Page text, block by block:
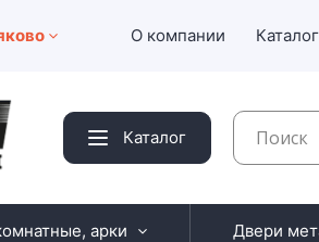
О компании Каталог
Каталог
арки Двери